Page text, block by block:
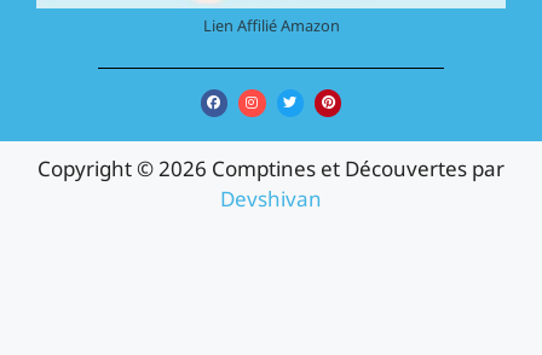
Lien Affilié Amazon
Copyright © 2026 Comptines et Découvertes par
Devshivan